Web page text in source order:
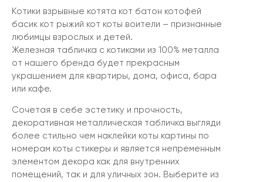
Котики взрывные котята кот батон котофей
басик кот рыжий кот коты воители – признанные
любимцы взрослых и детей.
Железная табличка с котиками из 100% металла
от нашего бренда будет прекрасным
украшением для квартиры, дома, офиса, бара
или кафе.
Сочетая в себе эстетику и прочность,
декоративная металлическая табличка выгляди
более стильно чем наклейки коты картины по
номерам коты стикеры и является непременным
элементом декора как для внутренних
помещений, так и для уличных зон. Выберите из